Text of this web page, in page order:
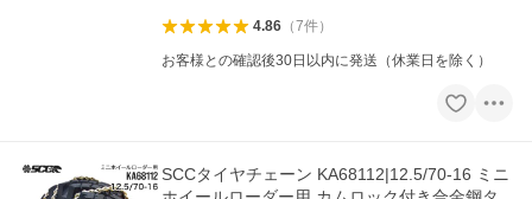
4.86（7件）
お客様との確認後30日以内に発送（休業日を除く）
SCCタイヤチェーン KA68112|12.5/70-16 ミニ